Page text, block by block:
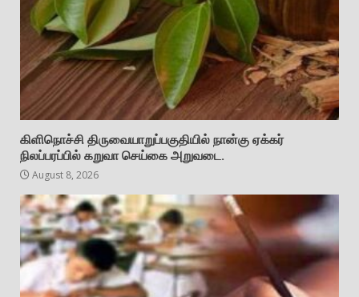
கிளிநொச்சி திருவையாறுப்பகுதியில் நான்கு ஏக்கர்
நிலப்பரப்பில் கறுவா செய்கை அறுவடை.
August 8, 2026